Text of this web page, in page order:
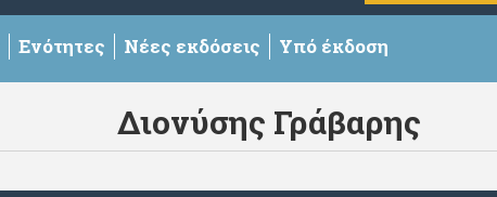
Ενότητες Νέες εκδόσεις Υπό έκδοση
Διονύσης Γράβαρης